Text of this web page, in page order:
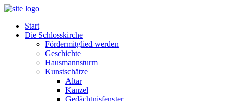
Start
Die Schlosskirche
Fördermitglied werden
Geschichte
Hausmannsturm
Kunstschätze
Altar
Kanzel
Gedächtnisfenster